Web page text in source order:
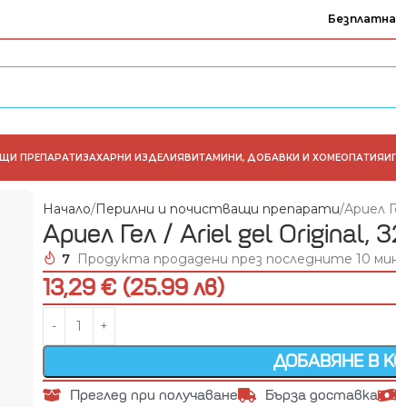
ПРЕПАРАТИЗАХАРНИ ИЗДЕЛИЯВИТАМИНИ, ДОБАВКИ И ХОМЕОПАТИЯ
Начало Перилни и почистващи препарати Ариел
Ариел Гел / Ariel gel Original,
7 Продукта продадени през последните 10
13,29 € (25.99 лв)
ДОБАВЯНЕ В
Преглед при получаване Бърза доставка